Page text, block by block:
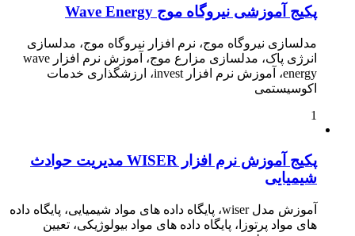
پکیج آموزشی نیروگاه موج Wave Energy
مدلسازی نیروگاه موج، نرم افزار نیروگاه موج، مدلسازی
انرژی پاک، مدلسازی مزارع موج، آموزش نرم افزار wave
energy، آموزش نرم افزار invest، ارزشگذاری خدمات
اکوسیستمی
1
پکیج آموزش نرم افزار WISER مدیریت حوادث
شیمیایی
آموزش مدل wiser، پایگاه داده های مواد شیمیایی، پایگاه داده
های مواد پرتوزا، پایگاه داده های مواد بیولوژیکی، تعیین